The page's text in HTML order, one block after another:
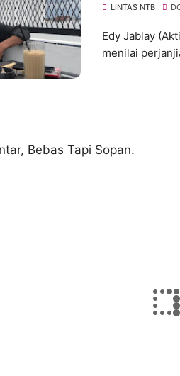
Amerika,
LINTAS NTB
Edy Jablay
menilai
Bebas Tapi Sopan.